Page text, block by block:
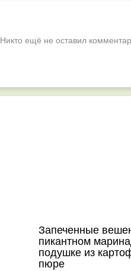
Никто ещё не оставил
Запеченные
пикантном
подушке из
пюре